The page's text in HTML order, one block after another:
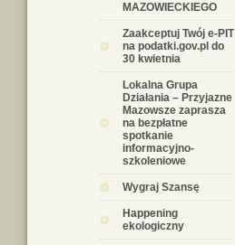
MAZOWIECKIEGO
Zaakceptuj Twój e-PIT
na podatki.gov.pl do
30 kwietnia
Lokalna Grupa
Działania – Przyjazne
Mazowsze zaprasza
na bezpłatne
spotkanie
informacyjno-
szkoleniowe
Wygraj Szansę
Happening
ekologiczny